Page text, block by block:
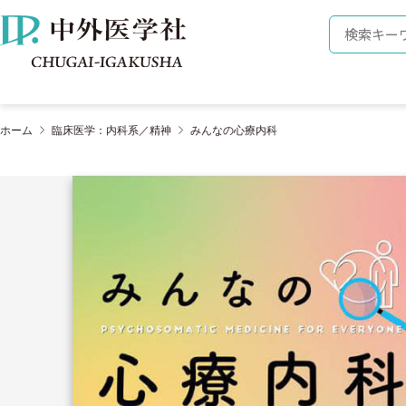
株式会社 中外医学社 検索キーワ
ホーム 臨床医学：内科系／精神 みんなの心療内科